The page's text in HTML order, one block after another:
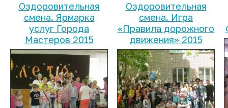
Оздоровительная
смена. Ярмарка
услуг Города
Мастеров 2015
Оздоровительная
смена. Игра
«Правила дорожного
движения» 2015